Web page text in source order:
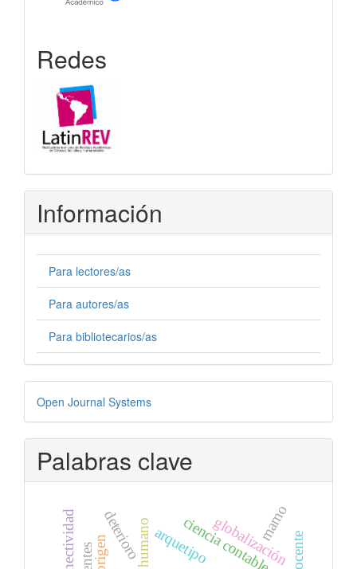
Redes
Información
Para lectores/as
Para autores/as
Para bibliotecarios/as
Desarrollado
por
Open Journal Systems
Palabras clave
ciencia contable
globalización
arquetipo
deterioro
conectividad docente
mamo